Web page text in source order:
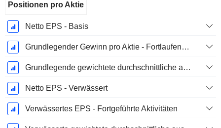
Positionen pro Aktie
Netto EPS - Basis
Grundlegender Gewinn pro Aktie - Fortlaufende Geschäftstätigkeit
Grundlegende gewichtete durchschnittliche ausstehende Aktien
Netto EPS - Verwässert
Verwässertes EPS - Fortgeführte Aktivitäten